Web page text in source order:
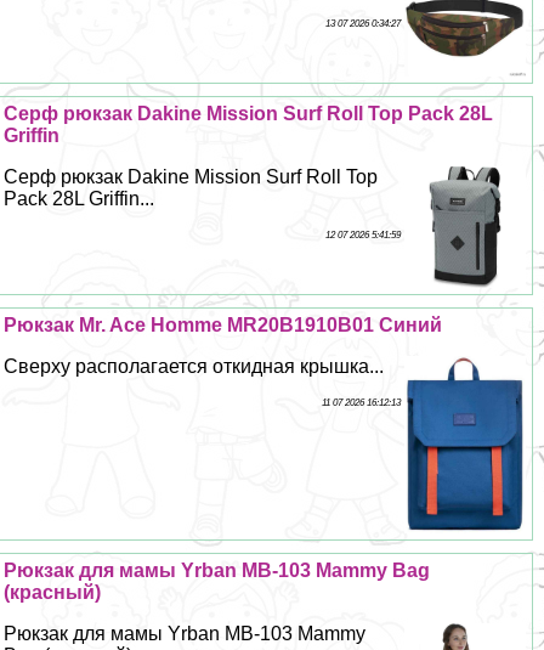
13 07 2026 0:34:27
Серф рюкзак Dakine Mission Surf Roll Top Pack 28L
Griffin
Серф рюкзак Dakine Mission Surf Roll Top
Pack 28L Griffin...
12 07 2026 5:41:59
Рюкзак Mr. Ace Homme MR20B1910B01 Синий
Сверху располагается откидная крышка...
11 07 2026 16:12:13
Рюкзак для мамы Yrban MB-103 Mammy Bag
(красный)
Рюкзак для мамы Yrban MB-103 Mammy